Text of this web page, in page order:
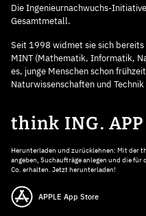
Die Ingenieurnachwuchs-
Gesamtmetall.
Seit 1998 widmet sie sich bereits
MINT (Mathematik, Informatik,
es, junge Menschen schon
Naturwissenschaften und
think ING. APP
Herunterladen und zurücklehnen: Mit der
angeben, Suchaufträge anlegen und die
Co. erhalten. Jetzt herunterladen!
APPLE App Store